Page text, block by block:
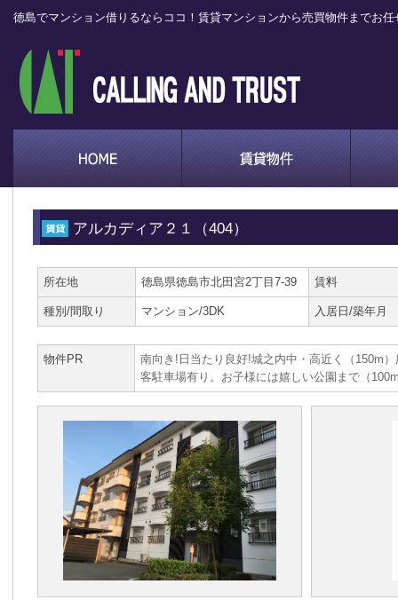
徳島でマンション借りるならココ！賃貸マンションから売買物件までお任
アルカディア２１（404）
所在地 徳島県徳島市北田宮2丁目7-39 賃料
種別/間取り マンション/3DK 入居日/築年月
物件PR 南向き!日当たり良好!城之内中・高近く（150m）
客駐車場有り。 お子様には嬉しい公園まで（